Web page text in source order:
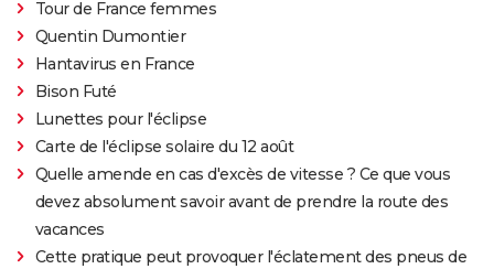
Tour de France femmes
Quentin Dumontier
Hantavirus en France
Bison Futé
Lunettes pour l'éclipse
Carte de l'éclipse solaire du 12 août
Quelle amende en cas d'excès de vitesse ? Ce que vous
devez absolument savoir avant de prendre la route des
vacances
Cette pratique peut provoquer l'éclatement des pneus de